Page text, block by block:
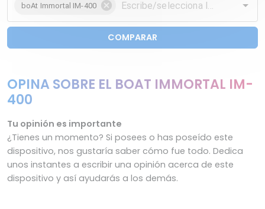
boAt Immortal IM-400
COMPARAR
OPINA SOBRE EL BOAT IMMORTAL IM-
400
Tu opinión es importante
¿Tienes un momento? Si posees o has poseído este
dispositivo, nos gustaría saber cómo fue todo. Dedica
unos instantes a escribir una opinión acerca de este
dispositivo y así ayudarás a los demás.